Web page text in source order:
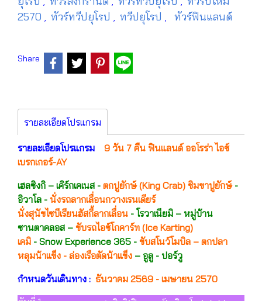
2570 , ทัวร์ทวีปยุโรป , ทวีปยุโรป , ทัวร์ฟินแลนด์
Share
รายละเอียดโปรแกรม
รายละเอียดโปรแกรม
9 วัน 7 คืน ฟินแลนด์ ออโรร่า ไอซ์
เบรกเกอร์-AY
เฮลซิงกิ – เคิร์กเคเนส - ตกปูยักษ์ (King Crab) ชิมขาปูยักษ์-
อิวาโล - นั่งรถลากเลื่อนกวางเรนเดียร์
นั่งสุนัขไซบีเรียนฮัสกี้ลากเลื่อน - โรวาเนียมิ – หมู่บ้าน
ซานตาคลอส – ขับรถไอซ์โกคาร์ท (Ice Karting)
เคมิ - Snow Experience 365 - ขับสโนว์โมบิล – ตกปลา
หลุมน้าแข็ง - ล่องเรือตัดน้าแข็ง – อูลู - ปอร์วู
กำหนดวันเดินทาง : ธันวาคม 2569 - เมษายน 2570